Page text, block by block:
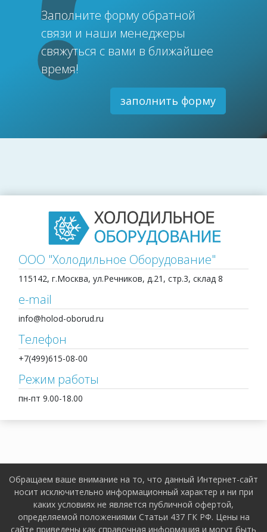
Заполните форму обратной
связи и наши менеджеры
свяжуться с вами в ближайшее
время!
заполнить форму
ООО "Холодильное Оборудование"
115142, г.Москва, ул.Речников, д.21, стр.3, склад 8
e-mail
info@holod-oborud.ru
Телефон
+7(499)615-08-00
Режим работы
пн-пт 9.00-18.00
Обращаем ваше внимание на то, что данный Интернет-сайт
носит исключительно информационный характер и ни при
каких условиях не является публичной офертой,
определяемой положениями Статьи 437 ГК РФ. Цены на
сайте приведены как справочная информация и могут быть